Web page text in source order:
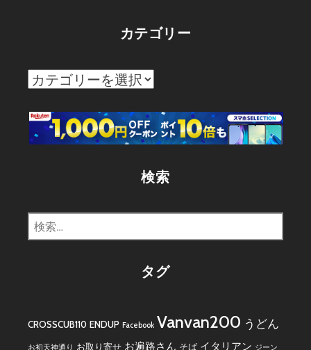
カテゴリー
カ
ゴ
リ
検索
検
索:
タグ
CROSSCUB110 ENDUP Facebook Vanvan200 うどん
お初天神通り お取り寄せ お遍路さん そば イタリアン ジーン